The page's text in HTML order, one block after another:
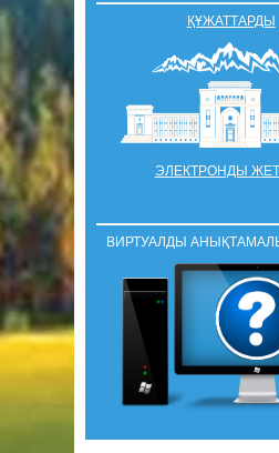
ҚҰЖАТТАРДЫ
ЭЛЕКТРОНДЫ
ВИРТУАЛДЫ